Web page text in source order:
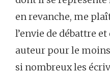
en revanche, me
l’envie de débattre
auteur pour le
si nombreux les